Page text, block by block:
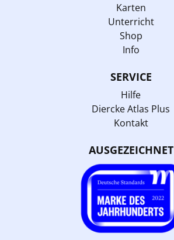
Karten
Unterricht
Shop
Info
SERVICE
Hilfe
Diercke Atlas Plus
Kontakt
AUSGEZEICHNET